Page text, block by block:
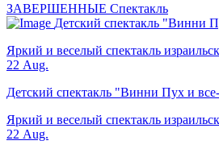
ЗАВЕРШЕННЫЕ Спектакль
Детский спектакль "Винни
Яркий и веселый спектакль
22 Aug.
Детский спектакль "Винни Пух и
Яркий и веселый спектакль
22 Aug.